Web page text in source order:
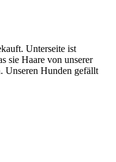
Unterseite ist
sie Haare von unserer
Unseren Hunden gefällt